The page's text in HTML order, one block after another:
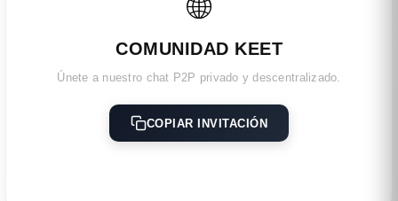
COMUNIDAD KEET
Únete a nuestro chat P2P privado y descentralizado.
COPIAR INVITACIÓN